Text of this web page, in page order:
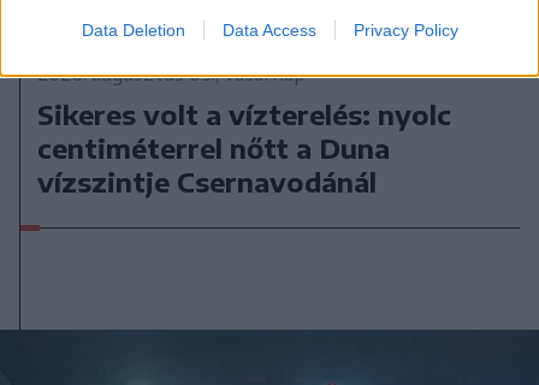
Data Deletion Data Access Privacy Policy
2026. augusztus 09., vasárnap
Sikeres volt a vízterelés: nyolc
centiméterrel nőtt a Duna
vízszintje Csernavodánál